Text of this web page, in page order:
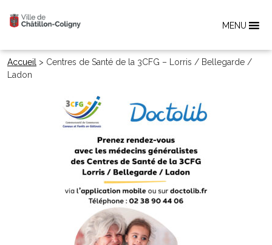
MENU
Accueil > Centres de Santé de la 3CFG – Lorris / Bellegarde /
Ladon